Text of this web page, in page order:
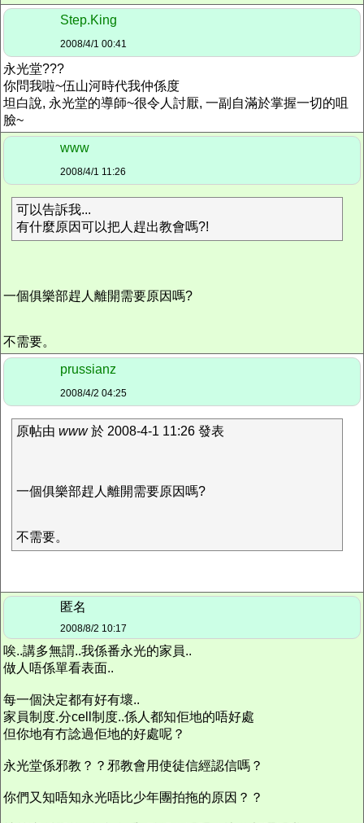
Step.King
2008/4/1 00:41
永光堂???
你問我啦~伍山河時代我仲係度
坦白說, 永光堂的導師~很令人討厭, 一副自滿於掌握一切的咀
臉~
www
2008/4/1 11:26
可以告訴我...
有什麼原因可以把人趕出教會嗎?!
一個俱樂部趕人離開需要原因嗎?
不需要。
prussianz
2008/4/2 04:25
原帖由 www於 2008-4-1 11:26 發表
一個俱樂部趕人離開需要原因嗎?
不需要。
匿名
2008/8/2 10:17
唉..講多無謂..我係番永光的家員..
做人唔係單看表面..
每一個決定都有好有壞..
家員制度.分cell制度..係人都知佢地的唔好處
但你地有冇諗過佢地的好處呢？
永光堂係邪教？？邪教會用使徒信經認信嗎？
你們又知唔知永光唔比少年團拍拖的原因？？